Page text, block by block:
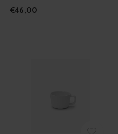
€46,00